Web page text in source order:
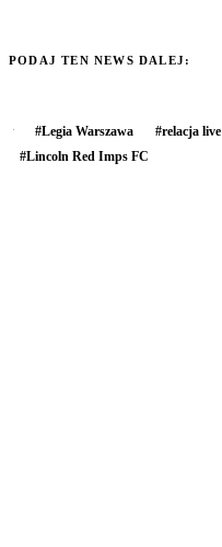
PODAJ TEN NEWS DALEJ:
#Legia Warszawa #relacja live
#Lincoln Red Imps FC